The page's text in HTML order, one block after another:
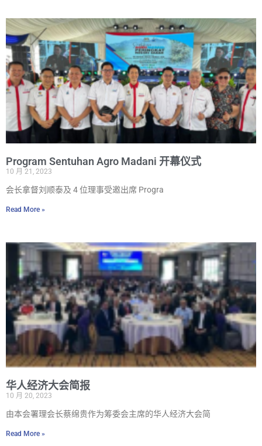
Program Sentuhan Agro Madani 开幕仪式
10 月 21, 2023
会长拿督刘顺泰及 4 位理事受邀出席 Progra
Read More »
华人经济大会简报
10 月 20, 2023
由本会署理会长蔡绵贵作为筹委会主席的华人经济大会简
Read More »